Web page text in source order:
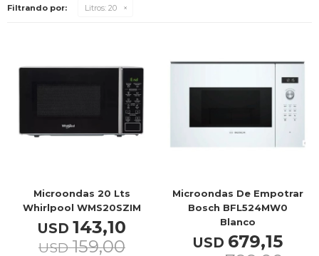
Filtrando por: Litros: 20
Microondas 20 Lts
Whirlpool WMS20SZIM
USD 143,10
USD 159,00
Microondas De Empotrar
Bosch BFL524MW0
Blanco
USD 679,15
TV & Audio
Baño